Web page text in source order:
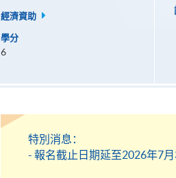
經濟資助
學分
6
特別消息：
- 報名截止日期延至2026年7月